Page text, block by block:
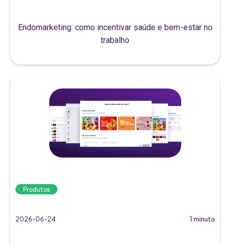
Endomarketing: como incentivar saúde e bem-estar no
trabalho
Produtos
2026-06-24 1 minuto